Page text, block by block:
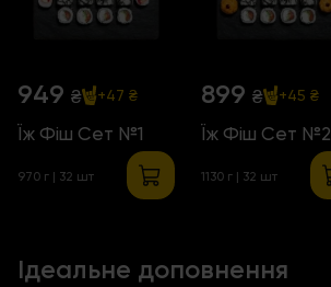
949 ₴ +47 ₴
Їж Фіш Сет №1
970 г | 32 шт
899 ₴ +45 ₴
Їж Фіш Сет №2
1130 г | 32 шт
Ідеальне доповнення